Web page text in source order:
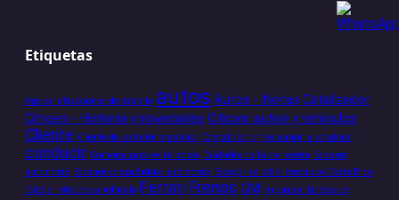
Etiquetas
Apelar infracciones de tránsito autos Autos - Notas Catalizador
Citroen - Historia y novedades Citroen autos y vehículos
Cliente Cliente de un taller mecánico Comodidad y precaución al conducir
conducir Consejos para evitar robos Cuidados de la carrocería Escaner
automotriz Escaner computadora automotriz Escoger un taller mecánico Costa Rica
Evite el robo de su vehículo Ferrari Frenos GM Impugnar boletas de